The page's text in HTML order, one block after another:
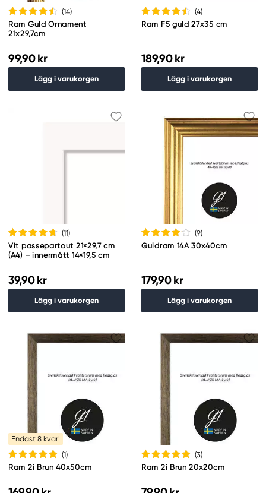
(14)
Ram Guld Ornament
21x29,7cm
99,90 kr
Lägg i varukorgen
(4)
Ram F5 guld 27x35 cm
189,90 kr
Lägg i varukorgen
(11)
Vit passepartout 21×29,7 cm
(A4) – innermått 14×19,5 cm
39,90 kr
Lägg i varukorgen
(9)
Guldram 14A 30x40cm
179,90 kr
Lägg i varukorgen
Endast 8 kvar!
(1)
Ram 2i Brun 40x50cm
(3)
Ram 2i Brun 20x20cm